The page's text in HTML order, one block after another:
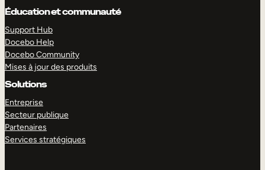
Éducation et communauté
Support Hub
Docebo Help
Docebo Community
Mises à jour des produits
Solutions
Entreprise
Secteur publique
Partenaires
Services stratégiques